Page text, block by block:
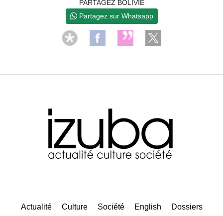
PARTAGEZ BOLIVIE
Partagez sur Whatsapp
Actualité Culture Société English
Dossiers